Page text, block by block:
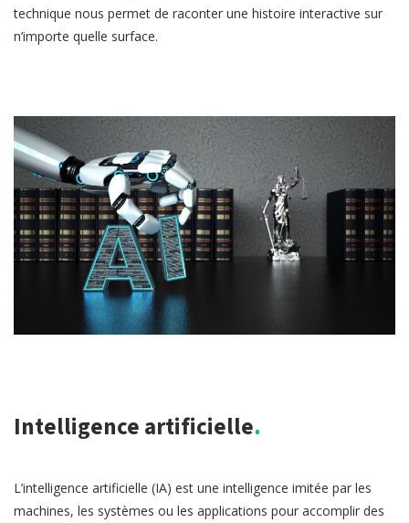
technique nous permet de raconter une histoire interactive sur
n’importe quelle surface.
Intelligence artificielle.
L’intelligence artificielle (IA) est une intelligence imitée par les
machines, les systèmes ou les applications pour accomplir des